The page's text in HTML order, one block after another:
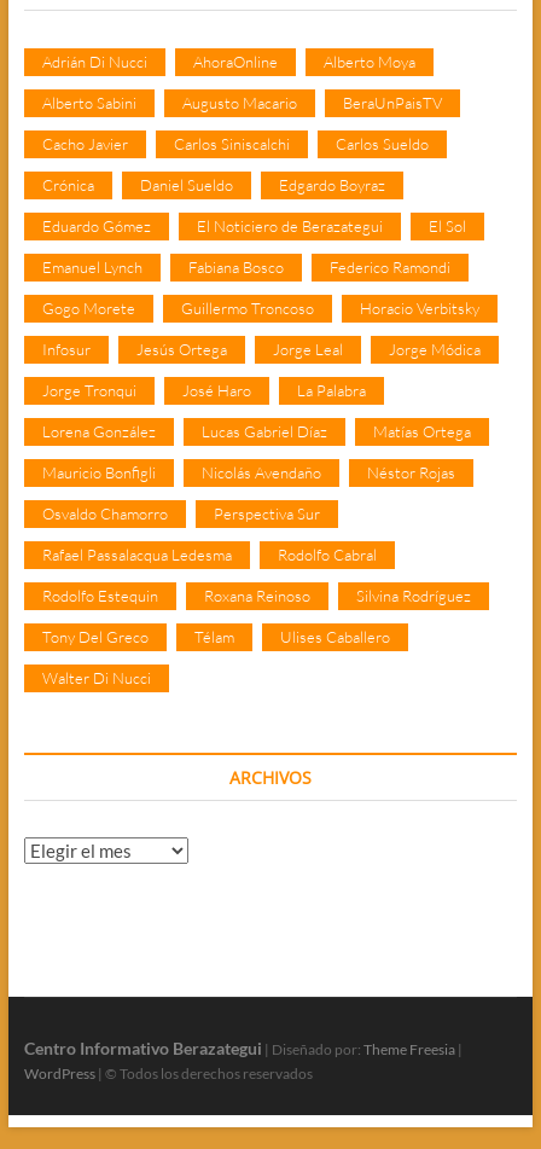
Adrián Di Nucci AhoraOnline Alberto Moya
Alberto Sabini Augusto Macario BeraUnPaisTV
Cacho Javier Carlos Siniscalchi Carlos Sueldo
Crónica Daniel Sueldo Edgardo Boyraz
Eduardo Gómez El Noticiero de Berazategui El Sol
Emanuel Lynch Fabiana Bosco Federico Ramondi
Gogo Morete Guillermo Troncoso Horacio Verbitsky
Infosur Jesús Ortega Jorge Leal Jorge Módica
Jorge Tronqui José Haro La Palabra
Lorena González Lucas Gabriel Díaz Matías Ortega
Mauricio Bonfigli Nicolás Avendaño Néstor Rojas
Osvaldo Chamorro Perspectiva Sur
Rafael Passalacqua Ledesma Rodolfo Cabral
Rodolfo Estequin Roxana Reinoso Silvina Rodríguez
Tony Del Greco Télam Ulises Caballero
Walter Di Nucci
ARCHIVOS
Archivos
Centro Informativo Berazategui | Diseñado por: Theme Freesia|
WordPress| © Todos los derechos reservados